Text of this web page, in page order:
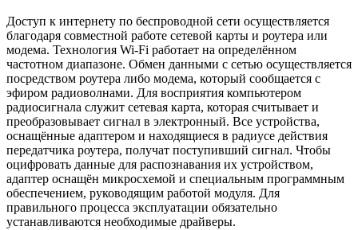
Доступ к интернету по беспроводной сети осуществляется
благодаря совместной работе сетевой карты и роутера или
модема. Технология Wi-Fi работает на определённом
частотном диапазоне. Обмен данными с сетью осуществляется
посредством роутера либо модема, который сообщается с
эфиром радиоволнами. Для восприятия компьютером
радиосигнала служит сетевая карта, которая считывает и
преобразовывает сигнал в электронный. Все устройства,
оснащённые адаптером и находящиеся в радиусе действия
передатчика роутера, получат поступивший сигнал. Чтобы
оцифровать данные для распознавания их устройством,
адаптер оснащён микросхемой и специальным программным
обеспечением, руководящим работой модуля. Для
правильного процесса эксплуатации обязательно
устанавливаются необходимые драйверы.